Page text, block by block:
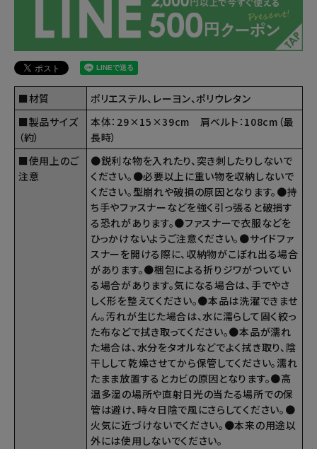
■材質
ポリエステル、レーヨン、ポリウレタン
■製品サイズ
（約）
本体：29×15×39cm 肩ベルト：108cm（最
長時）
■使用上のご
注意
●鋭利な物を入れたり、突き刺したりしないで
ください。●必要以上に重い物を収納しないで
ください。型崩れや破損の原因となります。●持
ち手やファスナーなどを強く引っ張ると破損す
る恐れがあります。●ファスナーで衣服などを
ひっかけないようご注意ください。●サイドファ
スナーを開ける際に、収納物がこぼれ出る場合
があります。●梱包による折りジワがついてい
る場合があります。気になる場合は、手でやさ
しく形を整えてください。●本品は洗濯できませ
ん。汚れが生じた場合は、水に濡らして固く絞っ
た布などで拭き取ってください。●本品が濡れ
た場合は、水分をタオルなどでよく拭き取り、陰
干しして乾燥させてから保管してください。濡れ
たまま放置するとカビの原因となります。●高
温多湿の場所や直射日光の当たる場所での保
管は避け、時々日陰で風にさらしてください。●
火気に近づけないでください。●本来の用途以
外には使用しないでください。